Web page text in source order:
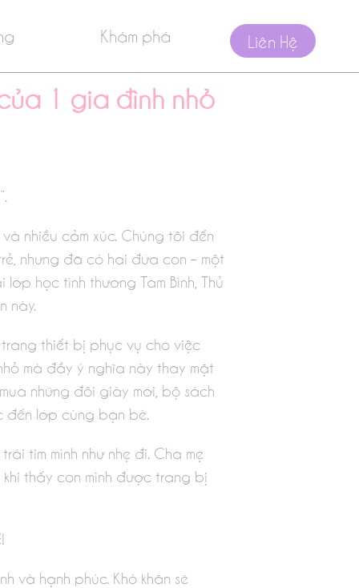
Khám phá Liên Hệ
1 gia đình nhỏ
nhiều cảm xúc. Chúng tôi đến
nhưng đã có hai đứa con – một
học tình thương Tam Bình, Thủ
này.
thiết bị phục vụ cho việc
mà đầy ý nghĩa này thay mặt
những đôi giày mới, bộ sách
đến lớp cùng bạn bè.
tim mình như nhẹ đi. Cha mẹ
thấy con mình được trang bị
và hạnh phúc. Khó khăn sẽ